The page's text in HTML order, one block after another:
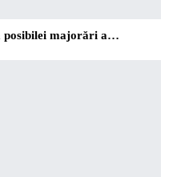
posibilei majorări a…